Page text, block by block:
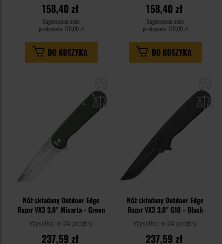
158,40 zł
Sugerowana cena
producenta 176,00 zł
DO KOSZYKA
158,40 zł
Sugerowana cena
producenta 176,00 zł
DO KOSZYKA
Nóż składany Outdoor Edge
Razor VX3 3,0" Micarta - Green
Wysyłka: w 24 godziny
237,59 zł
Nóż składany Outdoor Edge
Razor VX3 3,0" G10 - Black
Wysyłka: w 24 godziny
237,59 zł